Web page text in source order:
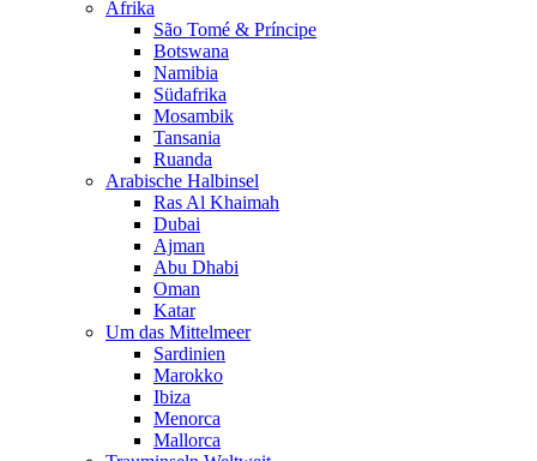
Afrika
São Tomé & Príncipe
Botswana
Namibia
Südafrika
Mosambik
Tansania
Ruanda
Arabische Halbinsel
Ras Al Khaimah
Dubai
Ajman
Abu Dhabi
Oman
Katar
Um das Mittelmeer
Sardinien
Marokko
Ibiza
Menorca
Mallorca